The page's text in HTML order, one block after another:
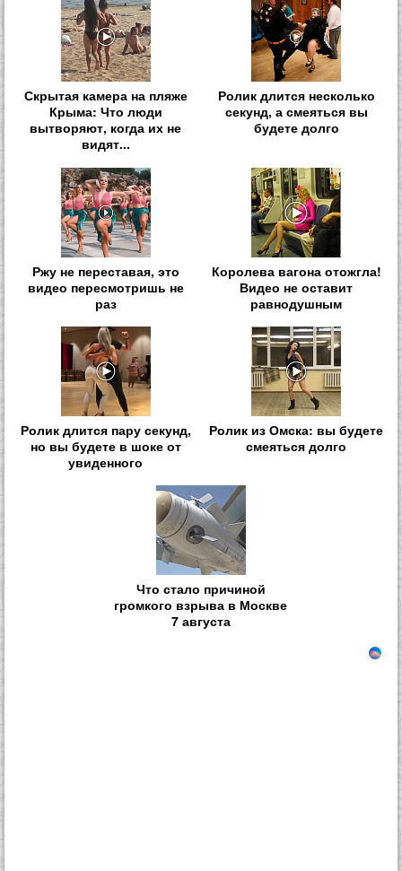
Скрытая камера на пляже
Крыма: Что люди
вытворяют, когда их не
видят...
Ролик длится несколько
секунд, а смеяться вы
будете долго
Ржу не переставая, это
видео пересмотришь не
раз
Королева вагона отожгла!
Видео не оставит
равнодушным
Ролик длится пару секунд,
но вы будете в шоке от
увиденного
Ролик из Омска: вы будете
смеяться долго
Что стало причиной
громкого взрыва в Москве
7 августа